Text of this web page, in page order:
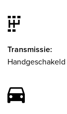
Transmissie:
Handgeschakeld